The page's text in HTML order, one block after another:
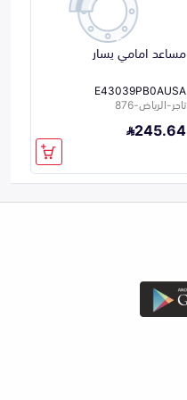
مساعد امامي يسار
E43039PB0AUSA
تاجر-الرياض-876
245.64